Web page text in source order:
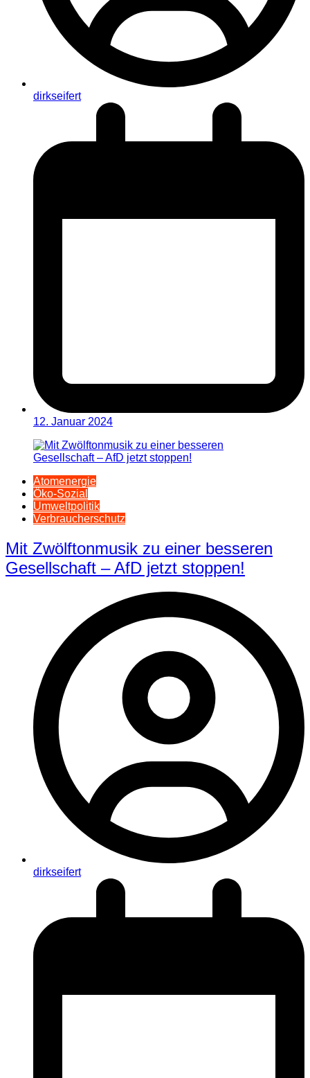
dirkseifert
12. Januar 2024
Atomenergie
Öko-Sozial
Umweltpolitik
Verbraucherschutz
Mit Zwölftonmusik zu einer besseren
Gesellschaft – AfD jetzt stoppen!
dirkseifert